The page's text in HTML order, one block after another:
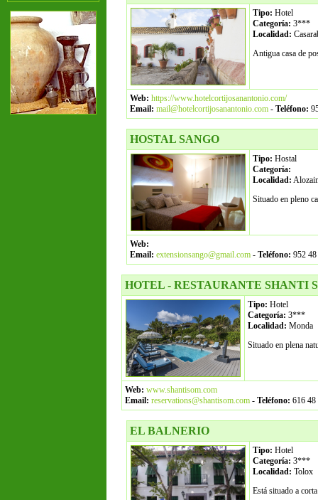
Tipo: Hotel
Categoría: 3***
Localidad:
Antigua casa de
Web: https://www.hotelcortijosanantonio.com/
Email: mail@hotelcortijosanantonio.com -Teléfono:
HOSTAL SANGO
Tipo: Hostal
Categoría:
Localidad:
Situado en pleno
Web:
Email: extensionsango@gmail.com -Teléfono: 952
HOTEL - RESTAURANTE SHANTI
Tipo: Hotel
Categoría: 3***
Localidad: Monda
Situado en plena
Web: www.shantisom.com
Email: reservations@shantisom.com -Teléfono: 616 48
EL BALNERIO
Tipo: Hotel
Categoría: 3***
Localidad: Tolox
Está situado a